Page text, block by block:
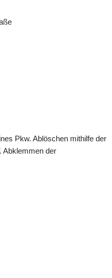
Pkw. Ablöschen mithilfe der
Abklemmen der